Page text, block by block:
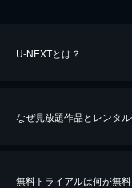
U-NEXTとは？
なぜ見放題作品とレンタ
無料トライアルは何が無料